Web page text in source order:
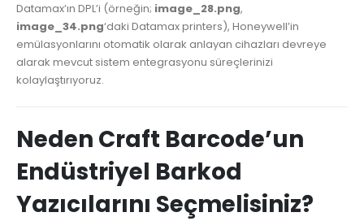
Datamax’ın DPL’i (örneğin; image_28.png,
image_34.png‘daki Datamax printers), Honeywell’in
emülasyonlarını otomatik olarak anlayan cihazları devreye
alarak mevcut sistem entegrasyonu süreçlerinizi
kolaylaştırıyoruz.
Neden Craft Barcode’un
Endüstriyel Barkod
Yazıcılarını Seçmelisiniz?